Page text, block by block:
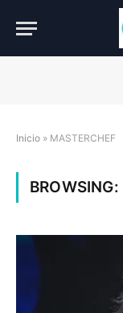
Inicio » MASTERCHEF
BROWSING: